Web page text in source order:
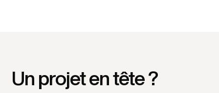
Un projet en tête ?